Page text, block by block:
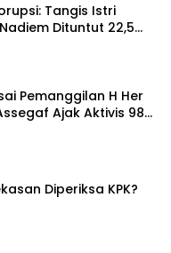
Tangis Istri
Dituntut 22,5
Pemanggilan H Her
Ajak Aktivis 98
Diperiksa KPK?